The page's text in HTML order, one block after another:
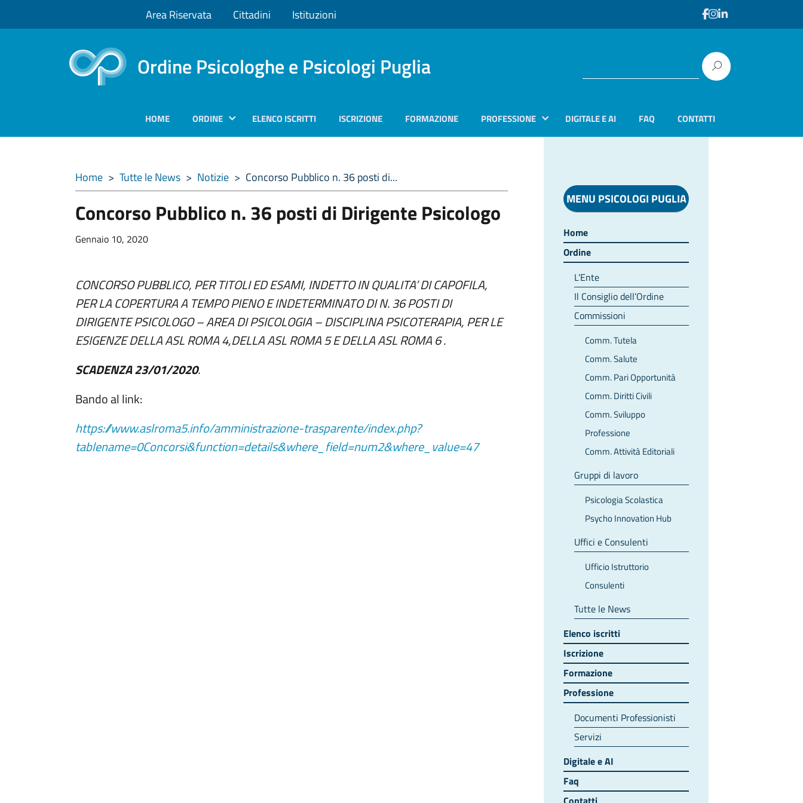
Area Riservata Cittadini Istituzioni
Ordine Psicologhe e Psicologi Puglia
HOME ORDINE ELENCO ISCRITTI ISCRIZIONE FORMAZIONE PROFESSIONE DIGITALE E AI FAQ CONTATTI
Home > Tutte le News > Notizie > Concorso Pubblico n. 36 posti di...
Concorso Pubblico n. 36 posti di Dirigente Psicologo
Gennaio 10, 2020
CONCORSO PUBBLICO, PER TITOLI ED ESAMI, INDETTO IN QUALITA’ DI CAPOFILA,
PER LA COPERTURA A TEMPO PIENO E INDETERMINATO DI N. 36 POSTI DI
DIRIGENTE PSICOLOGO – AREA DI PSICOLOGIA – DISCIPLINA PSICOTERAPIA, PER LE
ESIGENZE DELLA ASL ROMA 4,DELLA ASL ROMA 5 E DELLA ASL ROMA 6 .
SCADENZA 23/01/2020.
Bando al link:
https://www.aslroma5.info/amministrazione-trasparente/index.php?
tablename=0Concorsi&function=details&where_field=num2&where_value=47
MENU PSICOLOGI PUGLIA
Home
Ordine
L’Ente
Il Consiglio dell’Ordine
Commissioni
Comm. Tutela
Comm. Salute
Comm. Pari Opportunità
Comm. Diritti Civili
Comm. Sviluppo
Professione
Comm. Attività Editoriali
Gruppi di lavoro
Psicologia Scolastica
Psycho Innovation Hub
Uffici e Consulenti
Ufficio Istruttorio
Consulenti
Tutte le News
Elenco iscritti
Iscrizione
Formazione
Professione
Documenti Professionisti
Servizi
Digitale e AI
Faq